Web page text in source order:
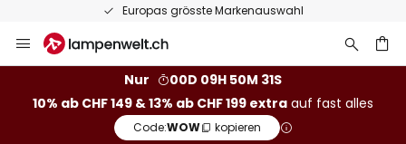
Europas grösste Markenauswahl
Inhalt
Nur
00D 09H 50M 30S
10% ab CHF 149 & 13% ab CHF 199 extra auf fast alles
Code:WOW kopieren